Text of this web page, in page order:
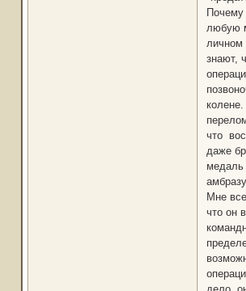
Почему
любую
личном
знают,
что
даже
медаль
Мне
что он